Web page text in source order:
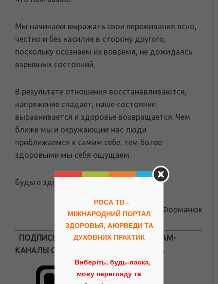
Мы начинаем выражать свои переживания ясно,
честно и без насилия в сторону другого,
поскольку осознаем их вовремя, не дожидаясь
взрывных состояний.
В результате отношения восстанавливаются,
напряжение спадает, наше состояние
выравнивается и здоровье возвращается. Чем
ближе мы и окружающие нас люди
приближаемся к самим себе, тем более
здоровыми мы себя ощущаем.
Будьте здоровы!
Иван Форманюк
ПОДПИСЫВАЙТЕСЬ НА НАШИ ТЕЛЕГРАМ-
КАНАЛЫ О ЗДОРОВЬЕ ПО АЮРВЕДЕ
РОСА ТВ -
МІЖНАРОДНИЙ ПОРТАЛ
ЗДОРОВЬЯ, АЮРВЕДИ ТА
ДУХОВНИХ ПРАКТИК
Виберіть, будь-ласка,
мову перегляду та